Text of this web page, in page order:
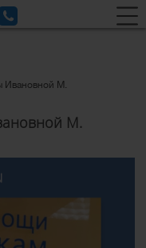
Ивановной М.
М.